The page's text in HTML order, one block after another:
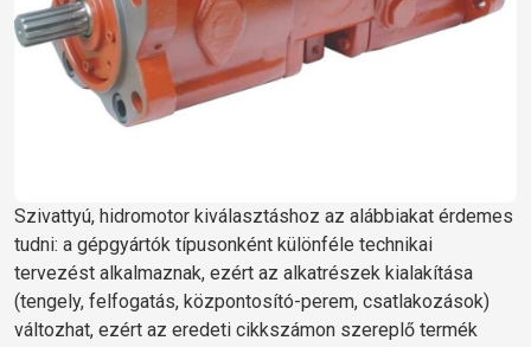
Szivattyú, hidromotor kiválasztáshoz az alábbiakat érdemes
tudni: a gépgyártók típusonként különféle technikai
tervezést alkalmaznak, ezért az alkatrészek kialakítása
(tengely, felfogatás, központosító-perem, csatlakozások)
változhat, ezért az eredeti cikkszámon szereplő termék